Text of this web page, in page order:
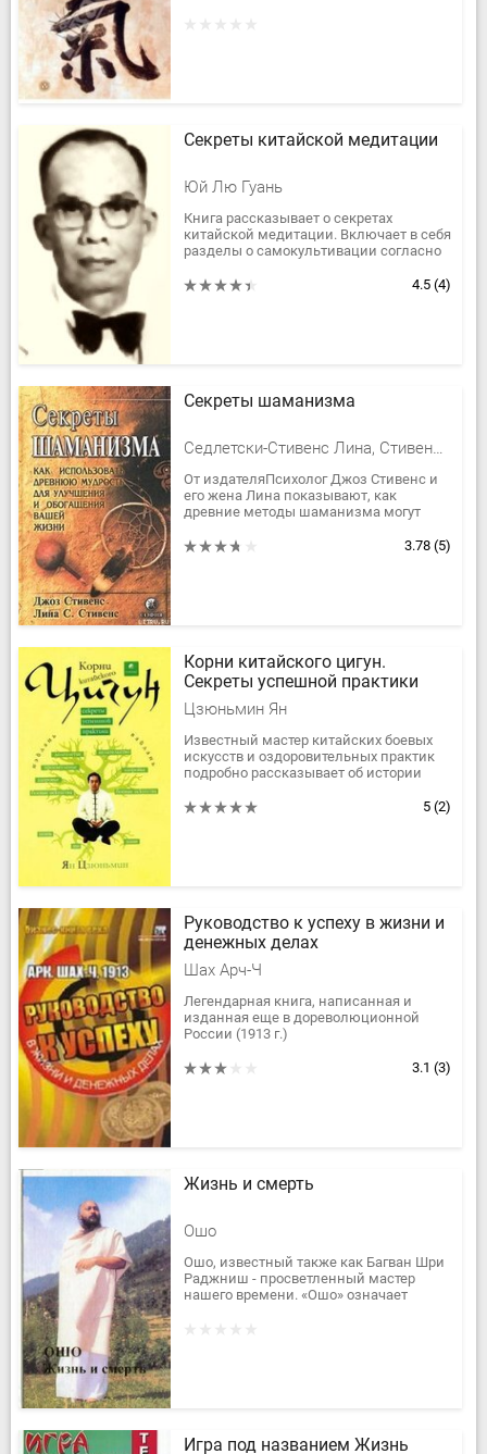
Секреты китайской медитации
Юй Лю Гуань
Книга рассказывает о секретах
китайской медитации. Включает в себя
разделы о самокультивации согласно
школе Чистой Страны и т.д.
4.5 (4)
Секреты шаманизма
Седлетски-Стивенс Лина, Стивенс Джоз
От издателяПсихолог Джоз Стивенс и
его жена Лина показывают, как
древние методы шаманизма могут
современного человека. Серия
3.78 (5)
Корни китайского цигун.
Секреты успешной практики
Цзюньмин Ян
Известный мастер китайских боевых
искусств и оздоровительных практик
подробно рассказывает об истории
основных направлениях и методах и о...
5 (2)
Руководство к успеху в жизни и
денежных делах
Шах Арч-Ч
Легендарная книга, написанная и
изданная еще в дореволюционной
России (1913 г.)
бизнесе, проверенные временем, но
3.1 (3)
Жизнь и смерть
Ошо
Ошо, известный также как Багван Шри
Раджниш - просветленный мастер
нашего времени. «Ошо» означает
Игра под названием Жизнь